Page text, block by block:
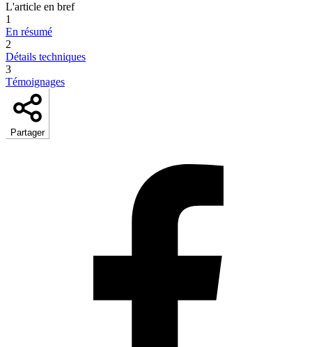
L'article en bref
1
En résumé
2
Détails techniques
3
Témoignages
Partager